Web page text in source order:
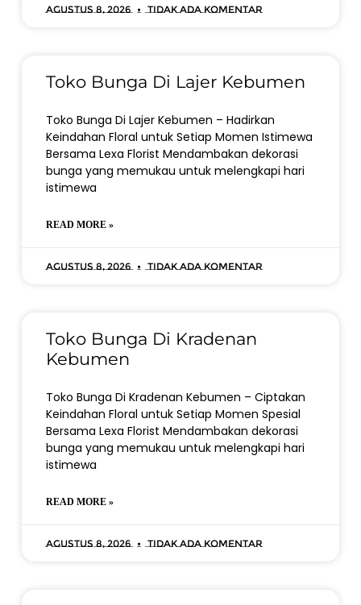
Agustus 8, 2026 Tidak ada komentar
Toko Bunga Di Lajer Kebumen
Toko Bunga Di Lajer Kebumen – Hadirkan
Keindahan Floral untuk Setiap Momen Istimewa
Bersama Lexa Florist Mendambakan dekorasi
bunga yang memukau untuk melengkapi hari
istimewa
READ MORE »
Agustus 8, 2026 Tidak ada komentar
Toko Bunga Di Kradenan
Kebumen
Toko Bunga Di Kradenan Kebumen – Ciptakan
Keindahan Floral untuk Setiap Momen Spesial
Bersama Lexa Florist Mendambakan dekorasi
bunga yang memukau untuk melengkapi hari
istimewa
READ MORE »
Agustus 8, 2026 Tidak ada komentar